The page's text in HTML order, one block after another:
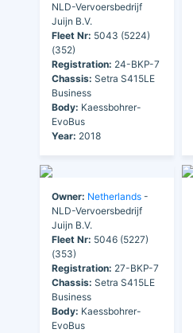
NLD-Vervoersbedrijf
Juijn B.V.
Fleet Nr: 5043 (5224)
(352)
Registration: 24-BKP-7
Chassis: Setra S415LE
Business
Body: Kaessbohrer-
EvoBus
Year: 2018
Owner: Netherlands -
NLD-Vervoersbedrijf
Juijn B.V.
Fleet Nr: 5046 (5227)
(353)
Registration: 27-BKP-7
Chassis: Setra S415LE
Business
Body: Kaessbohrer-
EvoBus